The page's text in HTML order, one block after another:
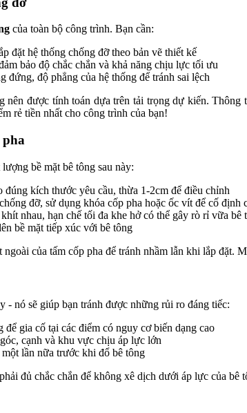
của toàn bộ công trình. Bạn cần:
đặt hệ thống chống đỡ theo bản vẽ thiết kế
bảo độ chắc chắn và khả năng chịu lực tối ưu
đứng, độ phẳng của hệ thống để tránh sai lệch
nên được tính toán dựa trên tải trọng dự kiến.
rẻ tiền nhất cho công trình của bạn!
bề mặt bê tông sau này:
đúng kích thước yêu cầu, thừa 1-2cm để điều chỉnh
đỡ, sử dụng khóa cốp pha hoặc ốc vít để cố định
nhau, hạn chế tối đa khe hở có thể gây rò rỉ vữa bê
bề mặt tiếp xúc với bê tông
của tấm cốp pha để tránh nhầm lẫn khi lắp đặt.
- nó sẽ giúp bạn tránh được những rủi ro đáng tiếc:
để gia cố tại các điểm có nguy cơ biến dạng cao
cạnh và khu vực chịu áp lực lớn
lần nữa trước khi đổ bê tông
đủ chắc chắn để không xê dịch dưới áp lực của